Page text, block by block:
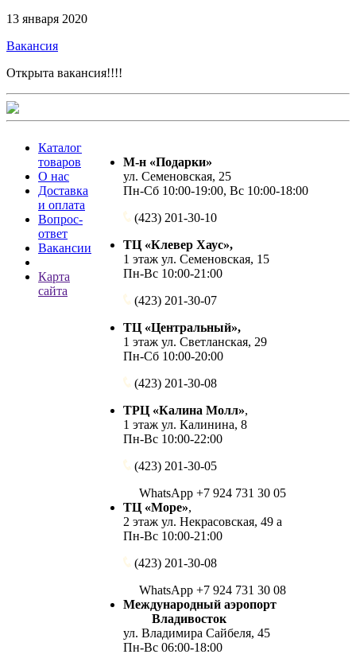
13 января 2020
Вакансия
Открыта вакансия!!!!
Каталог
товаров
О нас
Доставка
и оплата
Вопрос-
ответ
Вакансии
Карта
сайта
М-н «Подарки»
ул. Семеновская, 25
Пн-Сб 10:00-19:00, Вс 10:00-18:00
(423) 201-30-10
ТЦ «Клевер Хаус»,
1 этаж ул. Семеновская, 15
Пн-Вс 10:00-21:00
(423) 201-30-07
ТЦ «Центральный»,
1 этаж ул. Светланская, 29
Пн-Сб 10:00-20:00
(423) 201-30-08
ТРЦ «Калина Молл»,
1 этаж ул. Калинина, 8
Пн-Вс 10:00-22:00
(423) 201-30-05
WhatsApp +7 924 731 30 05
ТЦ «Море»,
2 этаж ул. Некрасовская, 49 а
Пн-Вс 10:00-21:00
(423) 201-30-08
WhatsApp +7 924 731 30 08
Международный аэропорт
Владивосток
ул. Владимира Сайбеля, 45
Пн-Вс 06:00-18:00